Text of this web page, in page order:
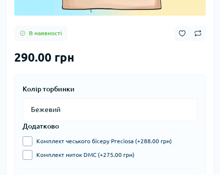
В наявності
290.00 грн
Колір торбинки
Додатково
Комплект чеського бісеру Preciosa (+288.00 грн)
Комплект ниток DMC (+275.00 грн)